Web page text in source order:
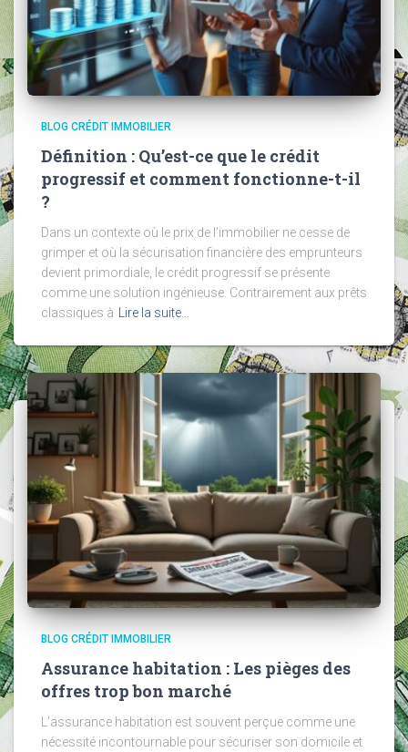
BLOG CRÉDIT IMMOBILIER
Définition : Qu’est-ce que le crédit
progressif et comment fonctionne-t-il
?
Dans un contexte où le prix de l’immobilier ne cesse de
grimper et où la sécurisation financière des emprunteurs
devient primordiale, le crédit progressif se présente
comme une solution ingénieuse. Contrairement aux prêts
classiques à
Lire la suite…
BLOG CRÉDIT IMMOBILIER
Assurance habitation : Les pièges des
offres trop bon marché
L’assurance habitation est souvent perçue comme une
nécessité incontournable pour sécuriser son domicile et